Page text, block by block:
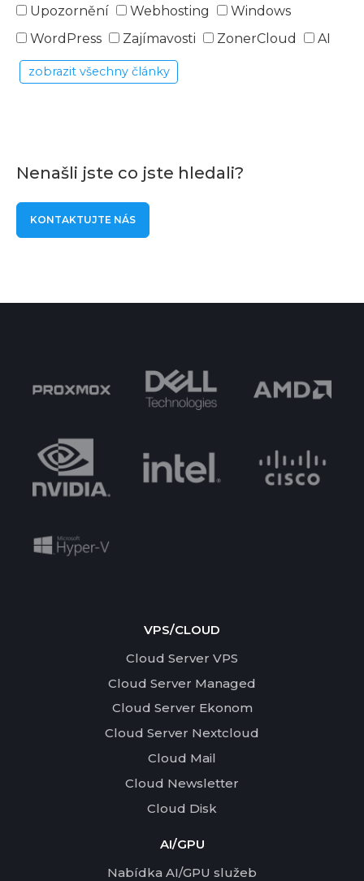
Upozornění Webhosting
Windows
WordPress
Zajímavosti ZonerCloud AI
zobrazit všechny články
Nenašli jste co jste hledali?
KONTAKTUJTE NÁS
VPS/CLOUD
Cloud Server VPS
Cloud Server Managed
Cloud Server Ekonom
Cloud Server Nextcloud
Cloud Mail
Cloud Newsletter
Cloud Disk
AI/GPU
Nabídka AI/GPU služeb